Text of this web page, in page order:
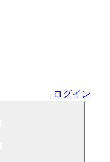
ログイン